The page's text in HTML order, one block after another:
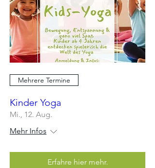
Mehrere Termine
Kinder Yoga
Mi., 12. Aug.
Mehr Infos
Erfahre hier mehr.